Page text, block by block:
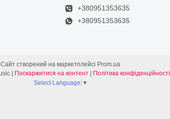
+380951353635
+380951353635
Сайт створений на маркетплейсі Prom.ua
Поскаржитися на контент
Політика конфіденційності
Select Language ▼